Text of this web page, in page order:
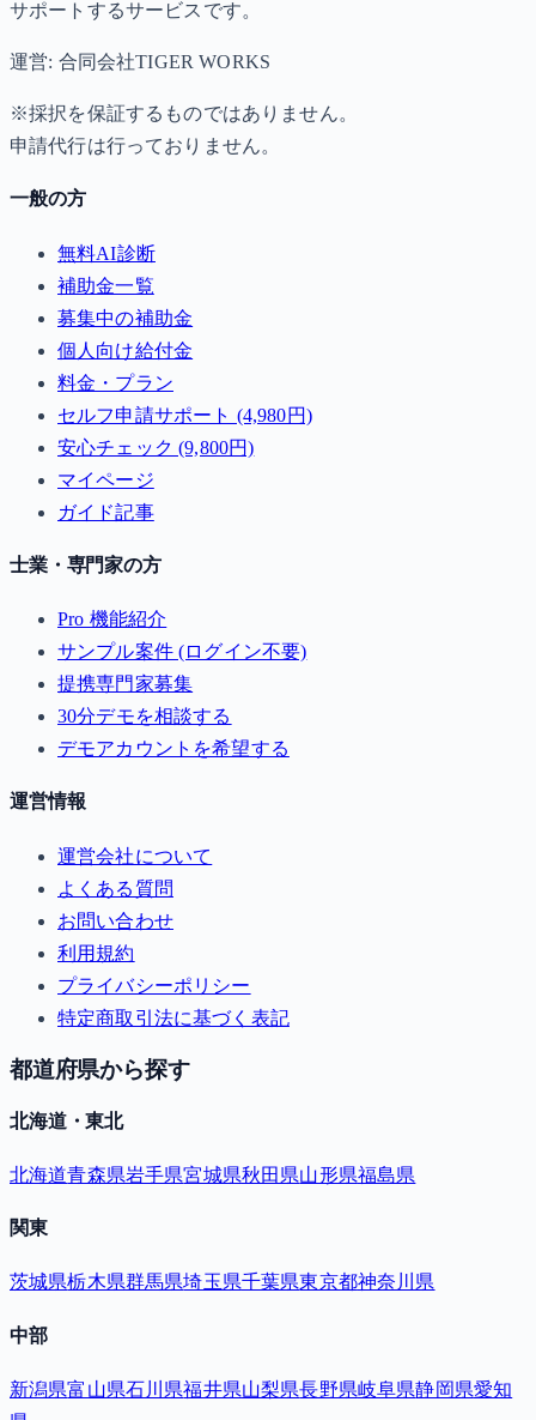
サポートするサービスです。
運営: 合同会社TIGER WORKS
※採択を保証するものではありません。
申請代行は行っておりません。
一般の方
無料AI診断
補助金一覧
募集中の補助金
個人向け給付金
料金・プラン
セルフ申請サポート (4,980円)
安心チェック (9,800円)
マイページ
ガイド記事
士業・専門家の方
Pro 機能紹介
サンプル案件 (ログイン不要)
提携専門家募集
30分デモを相談する
デモアカウントを希望する
運営情報
運営会社について
よくある質問
お問い合わせ
利用規約
プライバシーポリシー
特定商取引法に基づく表記
都道府県から探す
北海道・東北
北海道青森県岩手県宮城県秋田県山形県福島県
関東
茨城県栃木県群馬県埼玉県千葉県東京都神奈川県
中部
新潟県富山県石川県福井県山梨県長野県岐阜県静岡県愛知